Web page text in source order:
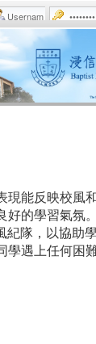
現能反映校風
好的學習氣氛
紀隊，以協助
學遇上任何困